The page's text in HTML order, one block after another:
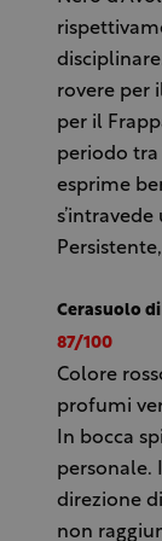
rovere per
per il
periodo tra
esprime
Cerasuolo
87/100
Colore
profumi
In bocca
personale.
direzione
non